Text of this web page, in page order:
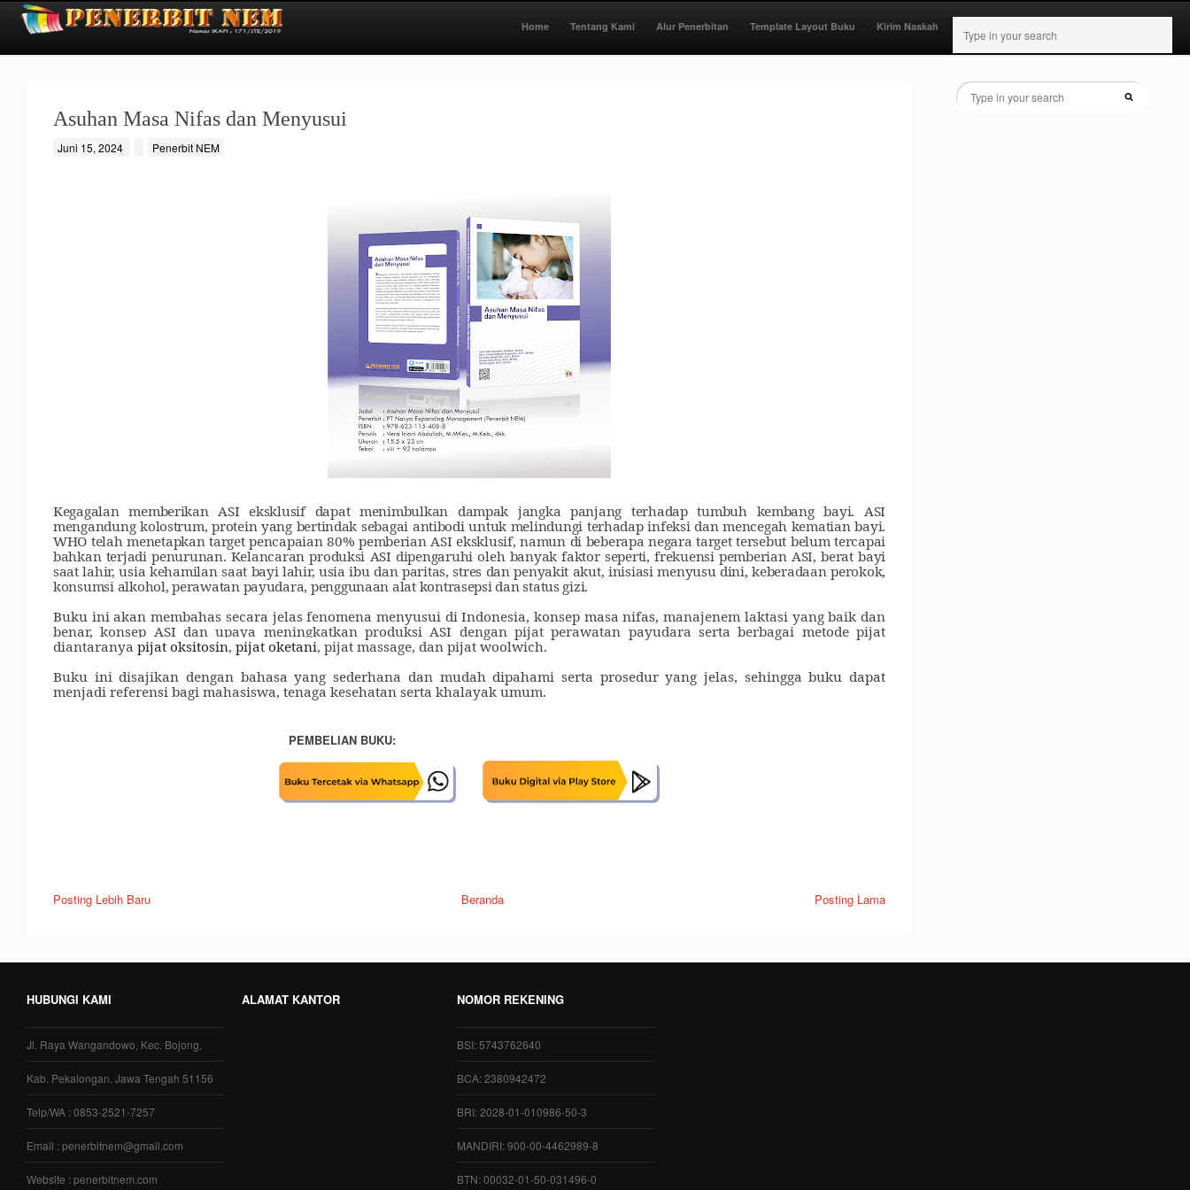
Home Tentang Kami Alur Penerbitan Template Layout Buku Kirim Naskah
Asuhan Masa Nifas dan Menyusui
Juni 15, 2024 Penerbit NEM
Kegagalan memberikan ASI eksklusif dapat menimbulkan dampak jangka panjang terhadap tumbuh kembang bayi. ASI
mengandung kolostrum, protein yang bertindak sebagai antibodi untuk melindungi terhadap infeksi dan mencegah kematian bayi.
WHO telah menetapkan target pencapaian 80% pemberian ASI eksklusif, namun di beberapa negara target tersebut belum tercapai
bahkan terjadi penurunan. Kelancaran produksi ASI dipengaruhi oleh banyak faktor seperti, frekuensi pemberian ASI, berat bayi
saat lahir, usia kehamilan saat bayi lahir, usia ibu dan paritas, stres dan penyakit akut, inisiasi menyusu dini, keberadaan perokok,
konsumsi alkohol, perawatan payudara, penggunaan alat kontrasepsi dan status gizi.
Buku ini akan membahas secara jelas fenomena menyusui di Indonesia, konsep masa nifas,manajenem laktasi yang baik dan
benar, konsep ASI dan upaya meningkatkan produksi ASI dengan pijat perawatan payudara serta berbagai metode pijat
diantaranya pijat oksitosin, pijat oketani, pijat massage, dan pijat woolwich.
Buku ini disajikan dengan bahasa yang sederhana dan mudah dipahami serta prosedur yang jelas, sehingga buku dapat
menjadi referensi bagi mahasiswa, tenaga kesehatan serta khalayak umum.
PEMBELIAN BUKU:
Posting Lebih Baru Beranda Posting Lama
HUBUNGI KAMI
Jl. Raya Wangandowo, Kec. Bojong,
Kab. Pekalongan, Jawa Tengah 51156
Telp/WA : 0853-2521-7257
Email : penerbitnem@gmail.com
Website : penerbitnem.com
ALAMAT KANTOR NOMOR REKENING
BSI: 5743762640
BCA: 2380942472
BRI: 2028-01-010986-50-3
MANDIRI: 900-00-4462989-8
BTN: 00032-01-50-031496-0